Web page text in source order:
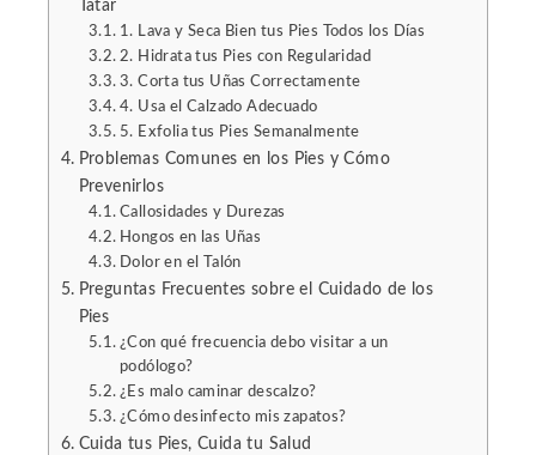
Tatar
1. Lava y Seca Bien tus Pies Todos los Días
2. Hidrata tus Pies con Regularidad
3. Corta tus Uñas Correctamente
4. Usa el Calzado Adecuado
5. Exfolia tus Pies Semanalmente
Problemas Comunes en los Pies y Cómo
Prevenirlos
Callosidades y Durezas
Hongos en las Uñas
Dolor en el Talón
Preguntas Frecuentes sobre el Cuidado de los
Pies
¿Con qué frecuencia debo visitar a un
podólogo?
¿Es malo caminar descalzo?
¿Cómo desinfecto mis zapatos?
Cuida tus Pies, Cuida tu Salud